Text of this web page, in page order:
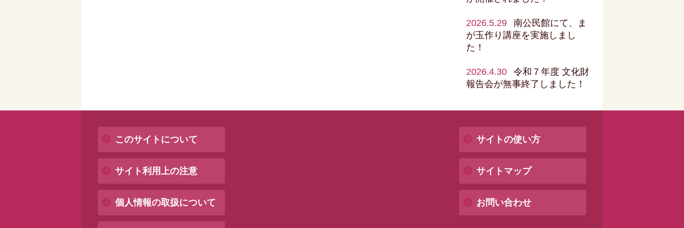
2026.5.29
南公民館にて、ま
が玉作り講座を実施しまし
た！
2026.4.30
令和７年度 文化財
報告会が無事終了しました！
このサイトについて
サイト利用上の注意
個人情報の取扱について
サイトの使い方
サイトマップ
お問い合わせ